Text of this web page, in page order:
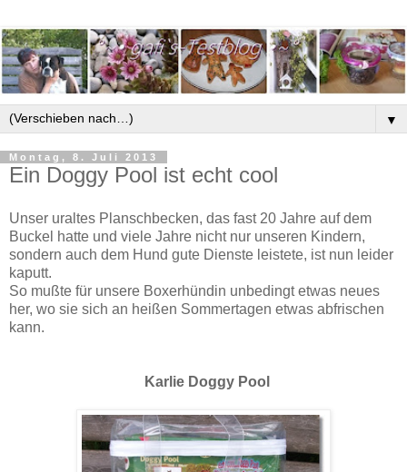
▼
Montag, 8. Juli 2013
Ein Doggy Pool ist echt cool
Unser uraltes Planschbecken, das fast 20 Jahre auf dem
Buckel hatte und viele Jahre nicht nur unseren Kindern,
sondern auch dem Hund gute Dienste leistete, ist nun leider
kaputt.
So mußte für unsere Boxerhündin unbedingt etwas neues
her, wo sie sich an heißen Sommertagen etwas abfrischen
kann.
Karlie Doggy Pool